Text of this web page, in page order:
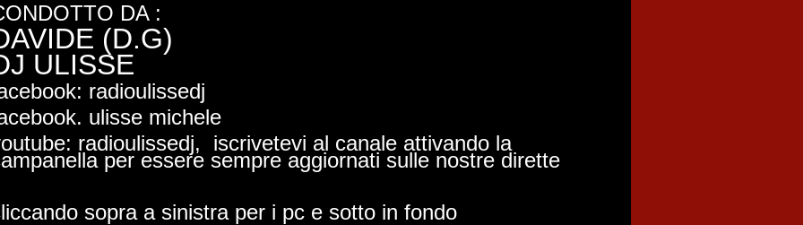
DA :
(D.G)
ULISSE
radioulissedj
ulisse michele
radioulissedj, iscrivetevi al canale attivando la
per essere sempre aggiornati sulle nostre dirette
sopra a sinistra per i pc e sotto in fondo